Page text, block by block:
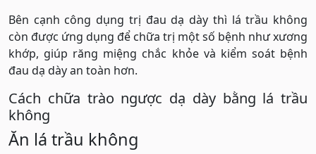
Bên cạnh công dụng trị đau dạ dày thì lá trầu không
còn được ứng dụng để chữa trị một số bệnh như xương
khớp, giúp răng miệng chắc khỏe và kiểm soát bệnh
đau dạ dày an toàn hơn.
Cách chữa trào ngược dạ dày bằng lá trầu
không
Ăn lá trầu không